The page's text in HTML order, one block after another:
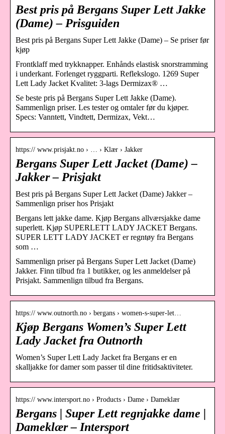
Best pris på Bergans Super Lett Jakke
(Dame) – Prisguiden
Best pris på Bergans Super Lett Jakke (Dame) – Se priser før
kjøp
Frontklaff med trykknapper. Enhånds elastisk snorstramming
i underkant. Forlenget ryggparti. Reflekslogo. 1269 Super
Lett Lady Jacket Kvalitet: 3-lags Dermizax® …
Se beste pris på Bergans Super Lett Jakke (Dame).
Sammenlign priser. Les tester og omtaler før du kjøper.
Specs: Vanntett, Vindtett, Dermizax, Vekt…
https:// www.prisjakt.no › … › Klær › Jakker
Bergans Super Lett Jacket (Dame) –
Jakker – Prisjakt
Best pris på Bergans Super Lett Jacket (Dame) Jakker –
Sammenlign priser hos Prisjakt
Bergans lett jakke dame. Kjøp Bergans allværsjakke dame
superlett. Kjøp SUPERLETT LADY JACKET Bergans.
SUPER LETT LADY JACKET er regntøy fra Bergans
som …
Sammenlign priser på Bergans Super Lett Jacket (Dame)
Jakker. Finn tilbud fra 1 butikker, og les anmeldelser på
Prisjakt. Sammenlign tilbud fra Bergans.
https:// www.outnorth.no › bergans › women-s-super-let…
Kjøp Bergans Women’s Super Lett
Lady Jacket fra Outnorth
Women’s Super Lett Lady Jacket fra Bergans er en
skalljakke for damer som passer til dine fritidsaktiviteter.
https:// www.intersport.no › Products › Dame › Dameklær
Bergans | Super Lett regnjakke dame |
Dameklær – Intersport